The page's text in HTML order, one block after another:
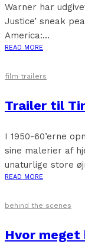
Warner har
Justice’ sneak
America:...
READ MORE
film trailers
Trailer til
I 1950-60’erne
sine malerier af
unaturlige store
READ MORE
behind the scenes
Hvor meget